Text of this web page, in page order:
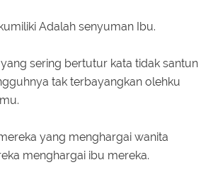
Adalah senyuman Ibu.
sering bertutur kata tidak santun
tak terbayangkan olehku
yang menghargai wanita
menghargai ibu mereka.